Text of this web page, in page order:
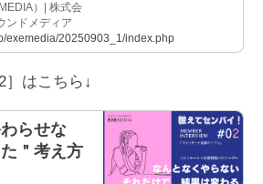
）| 株式会
ンドメディア
exemedia/20250903_1/index.php
］はこちら↓
らせな
＂考え方